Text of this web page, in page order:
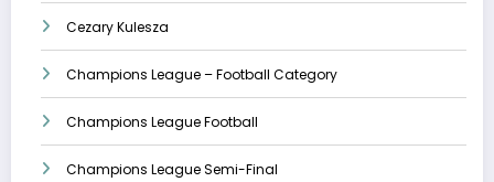
Cezary Kulesza
Champions League – Football Category
Champions League Football
Champions League Semi-Final